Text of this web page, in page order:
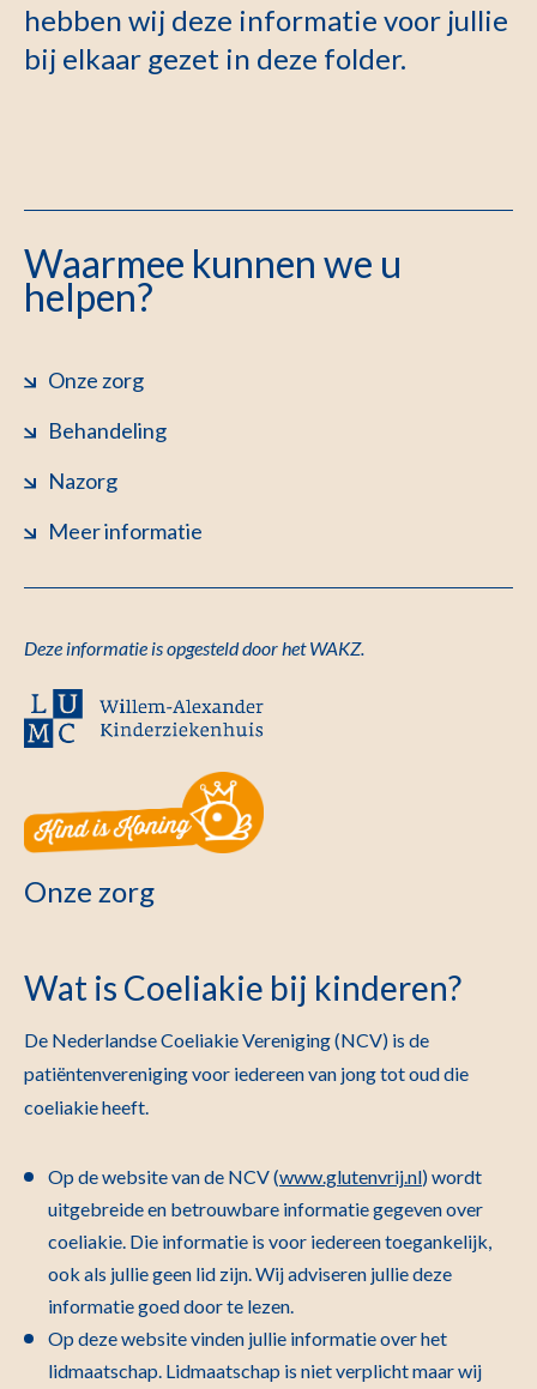
hebben wij deze informatie voor jullie
bij elkaar gezet in deze folder.
Waarmee kunnen we u
helpen?
Onze zorg
Behandeling
Nazorg
Meer informatie
Deze informatie is opgesteld door het WAKZ.
Onze zorg
Wat is Coeliakie bij kinderen?
De Nederlandse Coeliakie Vereniging (NCV) is de
patiëntenvereniging voor iedereen van jong tot oud die
coeliakie heeft.
Op de website van de NCV (www.glutenvrij.nl) wordt
uitgebreide en betrouwbare informatie gegeven over
coeliakie. Die informatie is voor iedereen toegankelijk,
ook als jullie geen lid zijn. Wij adviseren jullie deze
informatie goed door te lezen.
Op deze website vinden jullie informatie over het
lidmaatschap. Lidmaatschap is niet verplicht maar wij